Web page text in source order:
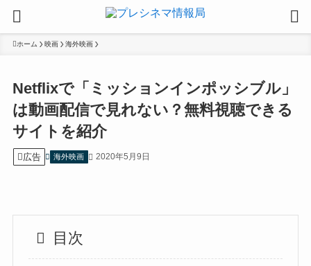
ホーム 映画 海外映画
Netflixで「ミッションインポッシブル」
は動画配信で見れない？無料視聴できる
サイトを紹介
広告 海外映画 2020年5月9日
目次